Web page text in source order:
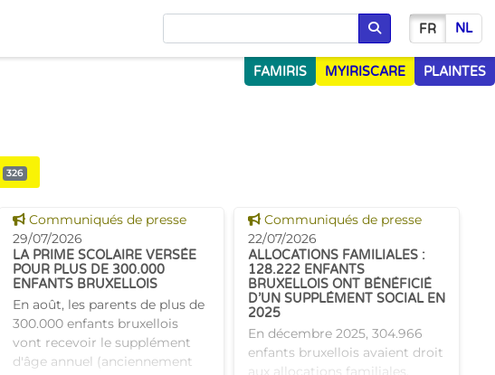
Chercher
FR NL
FAMIRIS MYIRISCARE PLAINTES
326
Voir cette news
Communiqués de presse
29/07/2026
LA PRIME SCOLAIRE VERSÉE
POUR PLUS DE 300.000
ENFANTS BRUXELLOIS
En août, les parents de plus de
300.000 enfants bruxellois
vont recevoir le supplément
d'âge annuel (anciennement
Voir cette news
Communiqués de presse
22/07/2026
ALLOCATIONS FAMILIALES :
128.222 ENFANTS
BRUXELLOIS ONT BÉNÉFICIÉ
D’UN SUPPLÉMENT SOCIAL EN
2025
En décembre 2025, 304.966
enfants bruxellois avaient droit
aux allocations familiales.